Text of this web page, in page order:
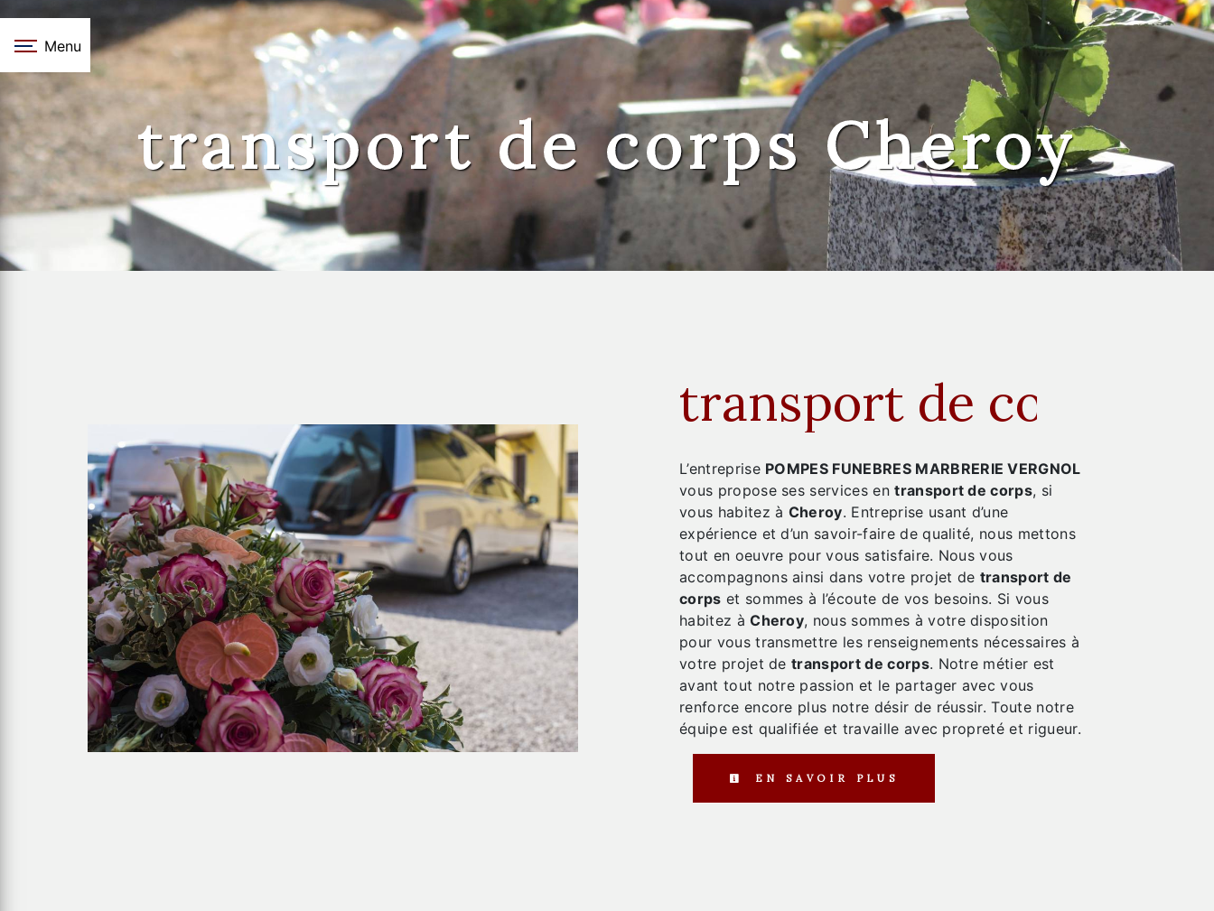
Menu
transport de corps Cheroy
transport de corps à
L’entreprise POMPES FUNEBRES MARBRERIE VERGNOL
vous propose ses services entransport de corps, si
vous habitez à Cheroy. Entreprise usant d’une
expérience et d’un savoir-faire de qualité, nous mettons
tout en oeuvre pour vous satisfaire. Nous vous
accompagnons ainsi dans votre projet de transport de
corps et sommes à l’écoute de vos besoins. Si vous
habitez àCheroy, nous sommes à votre disposition
pour vous transmettre les renseignements nécessaires à
votre projet detransport de corps. Notre métier est
avant tout notre passion et le partager avec vous
renforce encore plus notre désir de réussir. Toute notre
équipe est qualifiée et travaille avec propreté et rigueur.
EN SAVOIR PLUS
Panneau de gestion des cookies